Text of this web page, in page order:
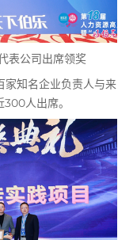
表公司出席领奖
家知名企业负责人与来
人出席。